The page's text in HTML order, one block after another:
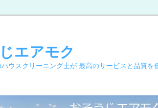
エアモク
ウスクリーニング士が 最高のサービスと品質を